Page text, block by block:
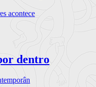
acontece
dentro